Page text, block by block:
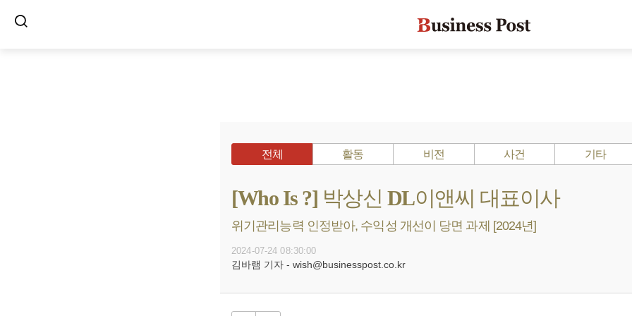
전체 활동 비전 사건 기타
[Who Is ?] 박상신 DL이앤씨 대표이사
위기관리능력 인정받아, 수익성 개선이 당면 과제 [2024년]
2024-07-24 08:30:00
김바램 기자 - wish@businesspost.co.kr